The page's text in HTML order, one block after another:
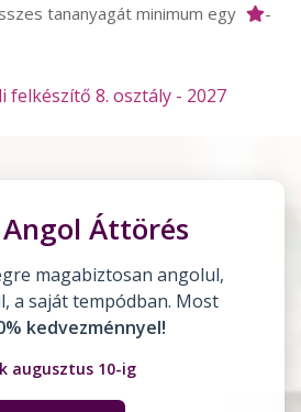
tananyagát minimum egy
-
felkészítő 8. osztály - 2027
Áttörés
magabiztosan angolul,
a saját tempódban. Most
kedvezménnyel!
augusztus 10-ig